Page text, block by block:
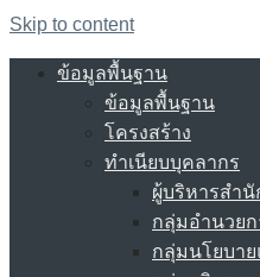
Skip to content
ข้อมูลพื้นฐาน
ข้อมูลพื้นฐาน
โครงสร้าง
ทำเนียบบุคลากร
ผู้บริหารสำนั
กลุ่มอำนวยก
กลุ่มนโยบา